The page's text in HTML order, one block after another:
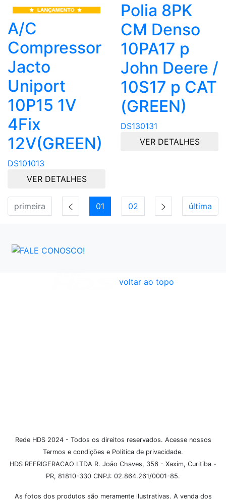
A/C
Compressor
Jacto
Uniport
10P15 1V
4Fix
12V(GREEN)
DS101013
VER DETALHES
Polia 8PK
CM Denso
10PA17 p
John Deere /
10S17 p CAT
(GREEN)
DS130131
VER DETALHES
primeira 01 02 última
voltar ao topo
Rede HDS 2024 - Todos os direitos reservados. Acesse nossos
Termos e condições e Politica de privacidade.
HDS REFRIGERACAO LTDA R. João Chaves, 356 - Xaxim, Curitiba -
PR, 81810-330 CNPJ: 02.864.261/0001-85.
As fotos dos produtos são meramente ilustrativas. A venda dos